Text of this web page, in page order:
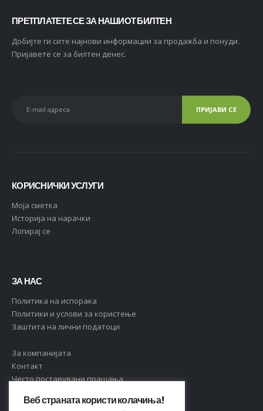
ПРЕТПЛАТЕТЕ СЕ ЗА НАШИОТ БИЛТЕН
Добијте ги сите најнови информации за продажба и понуди.
Пријавете се за билтен денес.
КОРИСНИЧКИ УСЛУГИ
Moja сметка
Историја на нарачки
Логирај се
ЗА НАС
Политика на испорака
Политики и услови за користење
Заштита на лични податоци
За компанијата
Контакт
Често поставувани прашања
Веб страната користи колачиња!